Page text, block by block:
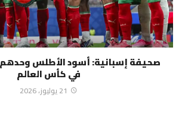
صحيفة إسبانية: أسود الأطلس وحدهم
في كأس العالم
21 يوليوز، 2026